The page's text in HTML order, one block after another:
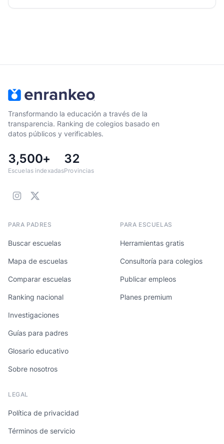
Transformando la educación a través de la
transparencia. Ranking de colegios basado en
datos públicos y verificables.
3,500+
Escuelas indexadas
32
Provincias
PARA PADRES
Buscar escuelas
Mapa de escuelas
Comparar escuelas
Ranking nacional
Investigaciones
Guías para padres
Glosario educativo
Sobre nosotros
PARA ESCUELAS
Herramientas gratis
Consultoría para colegios
Publicar empleos
Planes premium
LEGAL
Política de privacidad
Términos de servicio